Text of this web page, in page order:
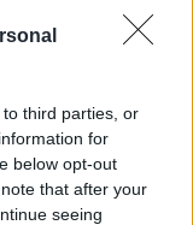
third parties, or
for
below opt-out
that after your
seeing
Goldno solo